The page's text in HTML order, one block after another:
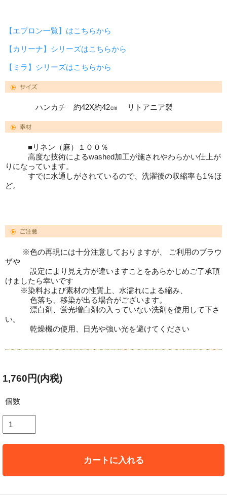
【エプロン一覧】はこちらから
【カリーナ】シリーズはこちらから
【ミラ】シリーズはこちらから
ハンカチ 約42X約42㎝ リトアニア製
■リネン（麻）１００％
高度な技術によるwashed加工が施されやわらかい仕上が
りになっています。
すでに水通しがされているので、洗濯後の収縮率も1％ほ
ど。
※色の再現には十分注意しておりますが、 ご利用のブラウ
ザや
設定により見え方が違いますことをあらかじめご了承頂
けましたら幸いです
※染料および素材の性質上、水濡れによる縮み、
色落ち、移染が出る場合がございます。
漂白剤、蛍光増白剤の入っていない洗剤を使用して下さ
い。
乾燥機の使用、日光や強い光を避けてください
1,760円(内税)
個数
カートに入れる